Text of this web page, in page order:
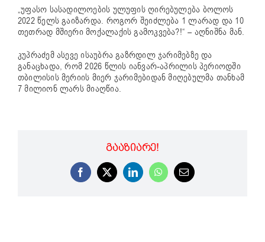
„უფასო სასადილოების ულუფის ღირებულება ბოლოს
2022 წელს გაიზარდა. როგორ შეიძლება 1 ლარად და 10
თეთრად მშიერი მოქალაქის გამოკვება?!“ – აღნიშნა მან.
კუპრაძემ ასევე ისაუბრა გაზრდილ ჯარიმებზე და
განაცხადა, რომ 2026 წლის იანვარ-აპრილის პერიოდში
თბილისის მერიის მიერ ჯარიმებიდან მიღებულმა თანხამ
7 მილიონ ლარს მიაღწია.
ᲒᲐᲐᲖᲘᲐᲠᲔ!
Facebook
X LinkedInWhatsApp
Email